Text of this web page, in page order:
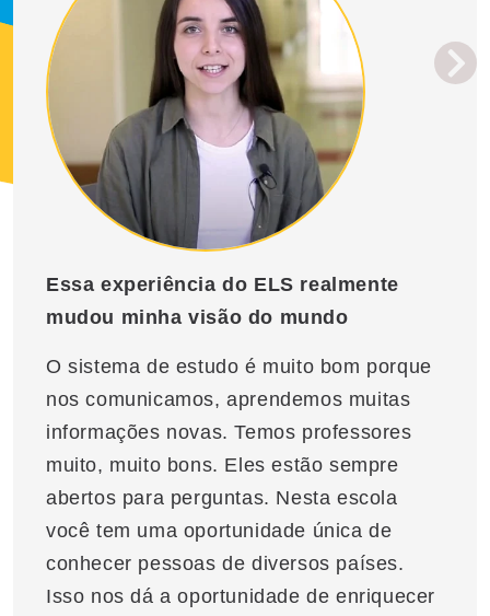
Essa experiência do ELS realmente
mudou minha visão do mundo
O sistema de estudo é muito bom porque
nos comunicamos, aprendemos muitas
informações novas. Temos professores
muito, muito bons. Eles estão sempre
abertos para perguntas. Nesta escola
você tem uma oportunidade única de
conhecer pessoas de diversos países.
Isso nos dá a oportunidade de enriquecer